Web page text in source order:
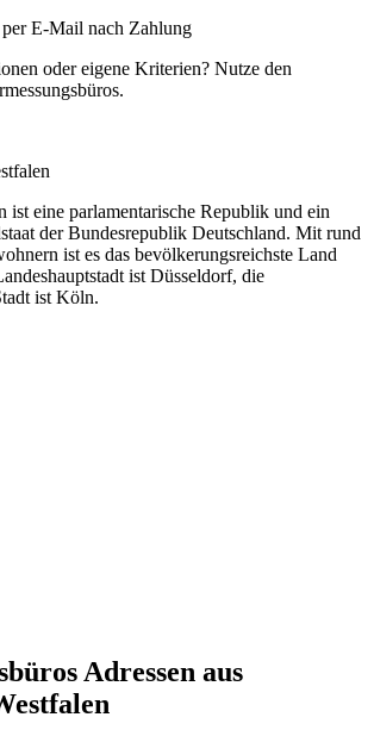
E-Mail nach Zahlung
oder eigene Kriterien? Nutze den
.
ist eine parlamentarische Republik und ein
der Bundesrepublik Deutschland. Mit rund
ist es das bevölkerungsreichste Land
ist Düsseldorf, die
ist Köln.
Adressen aus